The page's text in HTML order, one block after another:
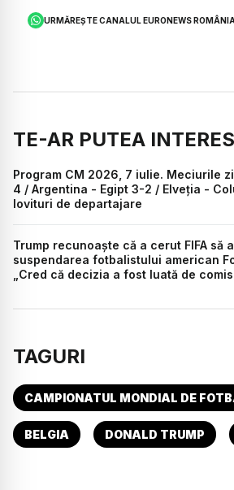
URMĂREȘTE CANALUL EURONEWS
TE-AR PUTEA
Program CM 2026, 7 iulie. Meciurile
4 / Argentina - Egipt 3-2 / Elveția -
lovituri de departajare
Trump recunoaște că a cerut FIFA să
suspendarea fotbalistului american
„Cred că decizia a fost luată de
TAGURI
CAMPIONATUL MONDIAL DE
BELGIA DONALD TRUMP